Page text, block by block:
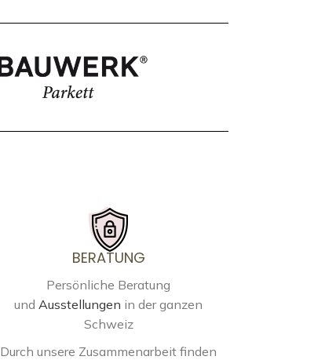
BERATUNG
Persönliche Beratung
und Ausstellungen in der ganzen
Schweiz
Durch unsere Zusammenarbeit finden